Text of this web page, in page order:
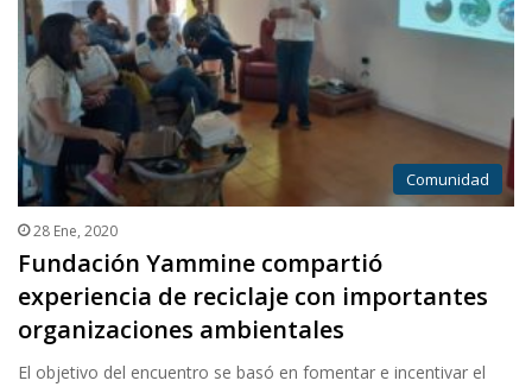
Comunidad
28 Ene, 2020
Fundación Yammine compartió
experiencia de reciclaje con importantes
organizaciones ambientales
El objetivo del encuentro se basó en fomentar e incentivar el